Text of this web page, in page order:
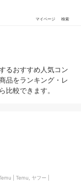
マイページ 検索
るおすすめ人気コン
品をランキング・レ
比較できます。
| Temu, ヤフー |